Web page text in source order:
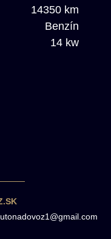
14350 km
Benzín
14 kw